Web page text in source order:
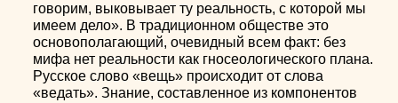
говорим, выковывает ту реальность, с которой мы
имеем дело». В традиционном обществе это
основополагающий, очевидный всем факт: без
мифа нет реальности как гносеологического плана.
Русское слово «вещь» происходит от слова
«ведать». Знание, составленное из компонентов